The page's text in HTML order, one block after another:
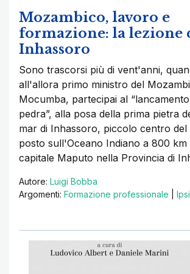
Mozambico, lavoro e
formazione: la lezione
Inhassoro
Sono trascorsi più di vent'anni,
all'allora primo ministro del
Mocumba, partecipai al
pedra”, alla posa della prima pietra
mar di Inhassoro, piccolo centro del
posto sull'Oceano Indiano a 800
capitale Maputo nella Provincia di
Autore: Luigi Bobba
Argomenti: Formazione professionale